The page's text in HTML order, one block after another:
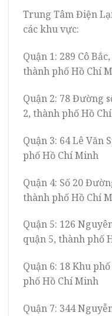
Trung Tâm Điện
các khu vực:
Quận 1: 289 Cô
thành phố Hồ Chí
Quận 2: 78 Đường
2, thành phố Hồ
Quận 3: 64 Lê Văn
phố Hồ Chí Minh
Quận 4: Số 20
thành phố Hồ Chí
Quận 5: 126
quận 5, thành phố
Quận 6: 18 Khu
phố Hồ Chí Minh
Quận 7: 344